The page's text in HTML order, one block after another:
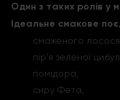
Один з таких ролів у
Ідеальне смакове
смаженого
пір'я зеленої
помідора,
сиру Фета,